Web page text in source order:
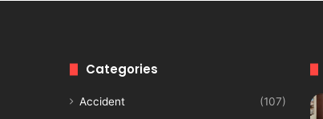
Categories
Accident
(107)